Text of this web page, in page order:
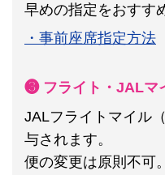
早めの指定をおすす
・事前座席指定方法
❸ フライト・JALマ
JALフライトマイル
与されます。
便の変更は原則不可。